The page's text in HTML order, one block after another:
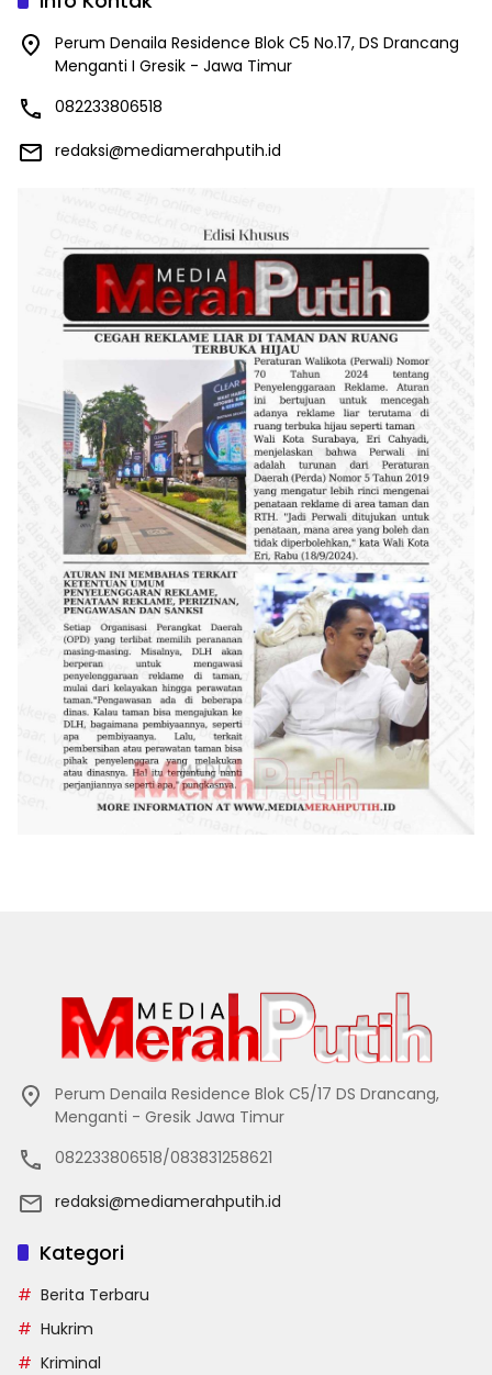
Perum Denaila Residence Blok C5 No.17, DS Drancang
Menganti I Gresik - Jawa Timur
082233806518
redaksi@mediamerahputih.id
Perum Denaila Residence Blok C5/17 DS Drancang,
Menganti - Gresik Jawa Timur
082233806518/083831258621
redaksi@mediamerahputih.id
Kategori
Berita Terbaru
Hukrim
Kriminal